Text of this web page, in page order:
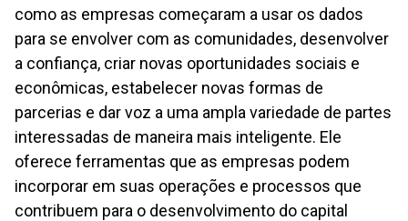
como as empresas começaram a usar os dados
para se envolver com as comunidades, desenvolver
a confiança, criar novas oportunidades sociais e
econômicas, estabelecer novas formas de
parcerias e dar voz a uma ampla variedade de partes
interessadas de maneira mais inteligente. Ele
oferece ferramentas que as empresas podem
incorporar em suas operações e processos que
contribuem para o desenvolvimento do capital